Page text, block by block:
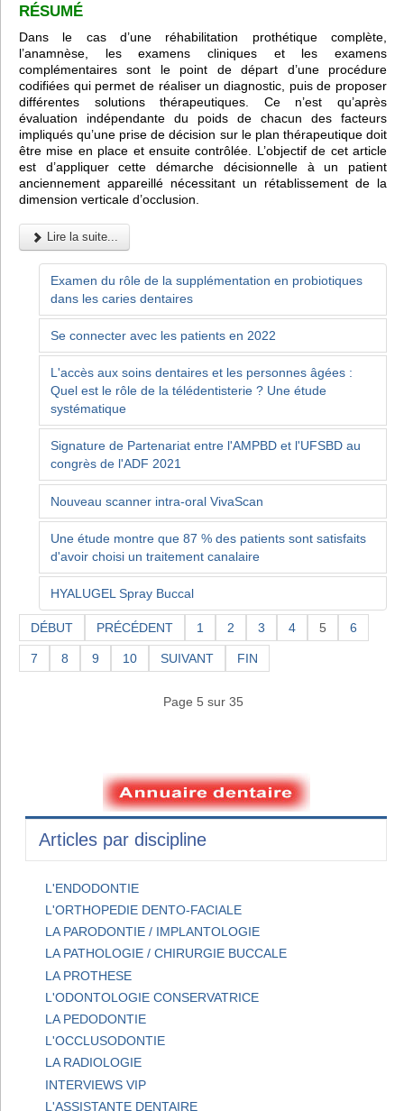
RÉSUMÉ
Dans le cas d’une réhabilitation prothétique complète,
l’anamnèse, les examens cliniques et les examens
complémentaires sont le point de départ d’une procédure
codifiées qui permet de réaliser un diagnostic, puis de proposer
différentes solutions thérapeutiques. Ce n’est qu’après
évaluation indépendante du poids de chacun des facteurs
impliqués qu’une prise de décision sur le plan thérapeutique doit
être mise en place et ensuite contrôlée. L’objectif de cet article
est d’appliquer cette démarche décisionnelle à un patient
anciennement appareillé nécessitant un rétablissement de la
dimension verticale d’occlusion.
Lire la suite...
Examen du rôle de la supplémentation en probiotiques
dans les caries dentaires
Se connecter avec les patients en 2022
L'accès aux soins dentaires et les personnes âgées :
Quel est le rôle de la télédentisterie ? Une étude
systématique
Signature de Partenariat entre l'AMPBD et l'UFSBD au
congrès de l'ADF 2021
Nouveau scanner intra-oral VivaScan
Une étude montre que 87 % des patients sont satisfaits
d'avoir choisi un traitement canalaire
HYALUGEL Spray Buccal
DÉBUT PRÉCÉDENT 1 2 3 4 5 6
7 8 9 10 SUIVANT FIN
Page 5 sur 35
Articles par discipline
L'ENDODONTIE
L'ORTHOPEDIE DENTO-FACIALE
LA PARODONTIE / IMPLANTOLOGIE
LA PATHOLOGIE / CHIRURGIE BUCCALE
LA PROTHESE
L'ODONTOLOGIE CONSERVATRICE
LA PEDODONTIE
L'OCCLUSODONTIE
LA RADIOLOGIE
INTERVIEWS VIP
L'ASSISTANTE DENTAIRE